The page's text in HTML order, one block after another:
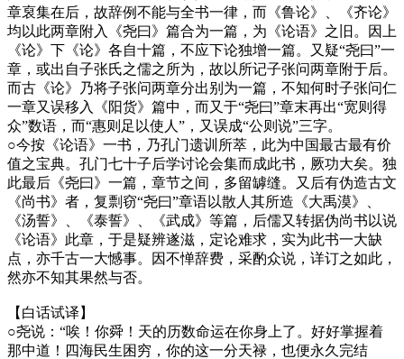
章裒集在后，故辞例不能与全书一律，而《鲁论》、《齐论》
均以此两章附入《尧曰》篇合为一篇，为《论语》之旧。因上
《论》下《论》各自十篇，不应下论独增一篇。又疑“尧曰”一
章，或出自子张氏之儒之所为，故以所记子张问两章附于后。
而古《论》乃将子张问两章分出别为一篇，不知何时子张问仁
一章又误移入《阳货》篇中，而又于“尧曰”章末再出“宽则得
众”数语，而“惠则足以使人”，又误成“公则说”三字。
○今按《论语》一书，乃孔门遗训所萃，此为中国最古最有价
值之宝典。孔门七十子后学讨论会集而成此书，厥功大矣。独
此最后《尧曰》一篇，章节之间，多留罅缝。又后有伪造古文
《尚书》者，复剽窃“尧曰”章语以散人其所造《大禹漠》、
《汤誓》、《泰誓》、《武成》等篇，后儒又转据伪尚书以说
《论语》此章，于是疑辨遂滋，定论难求，实为此书一大缺
点，亦千古一大憾事。因不惮辞费，采酌众说，详订之如此，
然亦不知其果然与否。
【白话试译】
○尧说：“唉！你舜！天的历数命运在你身上了。好好掌握着
那中道！四海民生困穷，你的这一分天禄，也便永久完结